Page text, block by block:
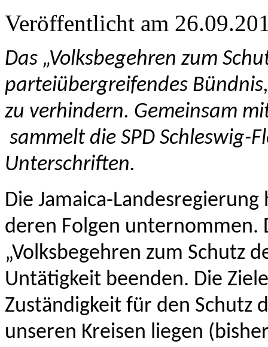
Veröffentlicht am
Das „Volksbegehren zum
parteiübergreifendes
zu verhindern. Gemeinsam
sammelt die SPD Schleswig-
Unterschriften.
Die Jamaica-
deren Folgen unternommen.
„Volksbegehren zum Schutz
Untätigkeit beenden. Die
Zuständigkeit für den Schutz
unseren Kreisen liegen